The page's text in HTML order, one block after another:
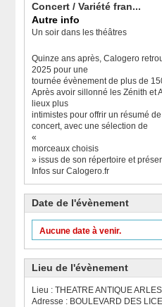
Concert / Variété fran...
Autre info
Un soir dans les théâtres
Quinze ans après, Calogero
2025 pour une
tournée évènement de plus de
Après avoir sillonné les Zénith et
lieux plus
intimistes pour offrir un résumé
concert, avec une sélection de
«
morceaux choisis
» issus de son répertoire et
Infos sur Calogero.fr
Date de l'évènement
Aucune date à venir.
Lieu de l'évènement
Lieu : THEATRE ANTIQUE ARLES
Adresse : BOULEVARD DES